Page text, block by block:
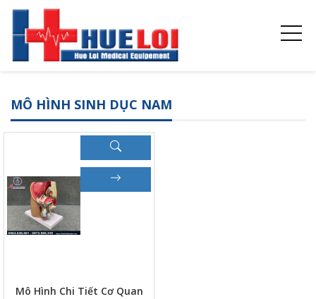
MÔ HÌNH SINH DỤC NAM
Mô Hình Chi Tiết Cơ Quan